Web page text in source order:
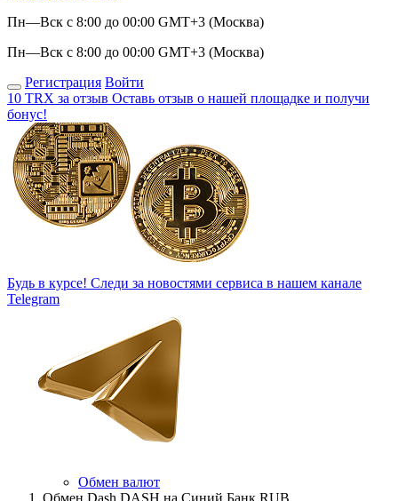
Пн—Вск с 8:00 до 00:00 GMT+3 (Москва)
Пн—Вск с 8:00 до 00:00 GMT+3 (Москва)
Регистрация Войти
10 TRX за отзыв Оставь отзыв о нашей площадке и получи
бонус!
Будь в курсе! Следи за новостями сервиса в нашем канале
Telegram
Обмен валют
Обмен Dash DASH на Синий Банк RUB